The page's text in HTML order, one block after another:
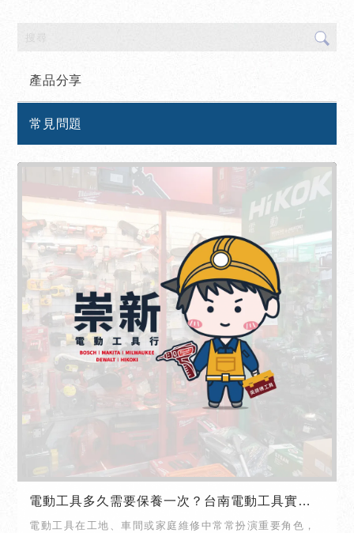
產品分享
常見問題
電動工具多久需要保養一次？台南電動工具實體
店面｜北區電動工具實體店面
電動工具在工地、車間或家庭維修中常常扮演重要角色，